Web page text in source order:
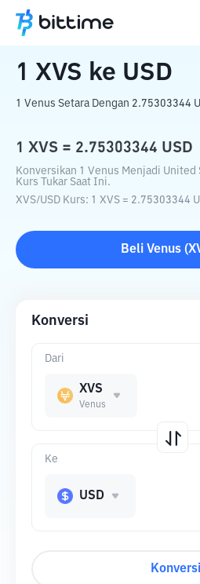
Beranda Konverter Kripto
1 XVS ke USD
1 Venus Setara Dengan 2.75303344
1 XVS = 2.75303344 USD
Konversikan 1 Venus Menjadi United
Kurs Tukar Saat Ini.
XVS/USD Kurs: 1 XVS = 2.75303344
Beli Venus(
Konversi
Dari
XVS
Venus
Ke
USD
Konversi